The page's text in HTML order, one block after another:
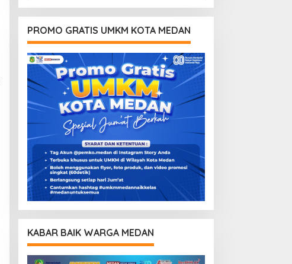
PROMO GRATIS UMKM KOTA MEDAN
KABAR BAIK WARGA MEDAN